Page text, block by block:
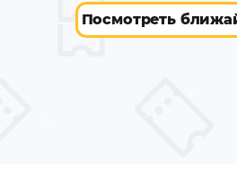
Посмотреть